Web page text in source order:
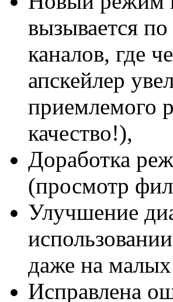
вызывается
каналов, где
апскейлер
приемлемого
качество!),
Доработка
(просмотр
Улучшение
даже на
Исправлена